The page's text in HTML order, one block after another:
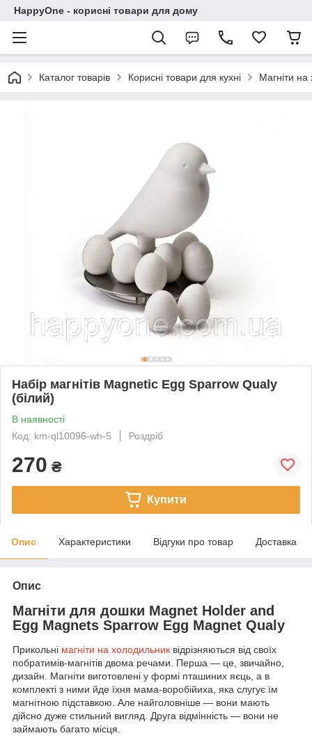
HappyOne - корисні товари для дому
Каталог товарів Корисні товари для кухні Магніти на
Набір магнітів Magnetic Egg Sparrow Qualy
(білий)
В наявності
Код: km-ql10096-wh-5
Роздріб
270 ₴
Купити
Опис Характеристики Відгуки про товар Доставка
Опис
Магніти для дошки Magnet Holder and
Egg Magnets Sparrow Egg Magnet Qualy
Прикольні магніти на холодильник відрізняються від своїх
побратимів-магнітів двома речами. Перша — це, звичайно,
дизайн. Магніти виготовлені у формі пташиних яєць, а в
комплекті з ними йде їхня мама-воробійиха, яка слугує їм
магнітною підставкою. Але найголовніше — вони мають
дійсно дуже стильний вигляд. Друга відмінність — вони не
займають багато місця.